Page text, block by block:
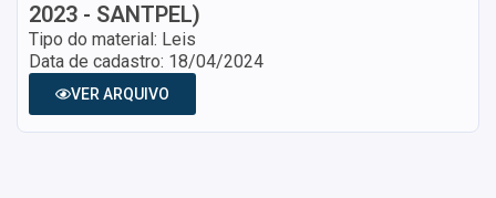
2023 - SANTPEL)
Tipo do material: Leis
Data de cadastro: 18/04/2024
VER ARQUIVO